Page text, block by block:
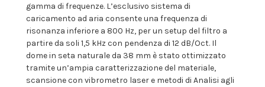
gamma di frequenze. L’esclusivo sistema di
caricamento ad aria consente una frequenza di
risonanza inferiore a 800 Hz, per un setup del filtro a
partire da soli 1,5 kHz con pendenza di 12 dB/Oct. Il
dome in seta naturale da 38 mm è stato ottimizzato
tramite un’ampia caratterizzazione del materiale,
scansione con vibrometro laser e metodi di Analisi agli